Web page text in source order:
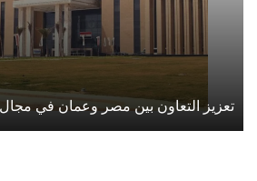
تعزيز التعاون بين مصر وعمان في مجال